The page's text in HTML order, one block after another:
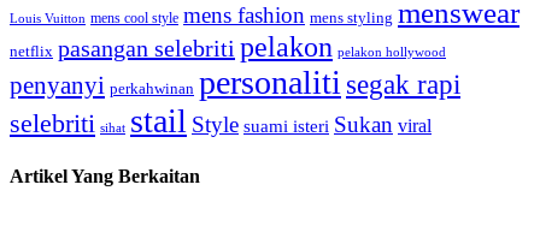
Louis Vuitton mens cool style mens fashion mens styling menswear
netflix pasangan selebriti pelakon pelakon hollywood
penyanyi perkahwinan personaliti segak rapi
selebriti sihat stail Style suami isteri Sukan viral
Artikel Yang Berkaitan